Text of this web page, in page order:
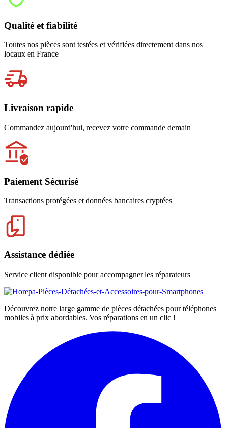
Qualité et fiabilité
Toutes nos pièces sont testées et vérifiées directement dans nos
locaux en France
Livraison rapide
Commandez aujourd'hui, recevez votre commande demain
Paiement Sécurisé
Transactions protégées et données bancaires cryptées
Assistance dédiée
Service client disponible pour accompagner les réparateurs
Découvrez notre large gamme de pièces détachées pour téléphones
mobiles à prix abordables. Vos réparations en un clic !